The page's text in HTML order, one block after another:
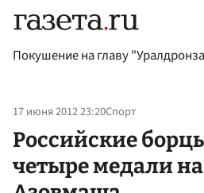
Покушение на главу
17 июня 2012 23:20Спорт
Российские
четыре медали